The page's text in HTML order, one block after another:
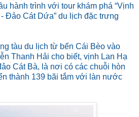
hành trình với tour khám phá “Vịnh
Đảo Cát Dứa” du lịch đặc trưng
tàu du lịch từ bến Cái Bèo vào
Thanh Hải cho biết, vịnh Lan Hạ
Cát Bà, là nơi có các chuỗi hòn
thành 139 bãi tắm với làn nước